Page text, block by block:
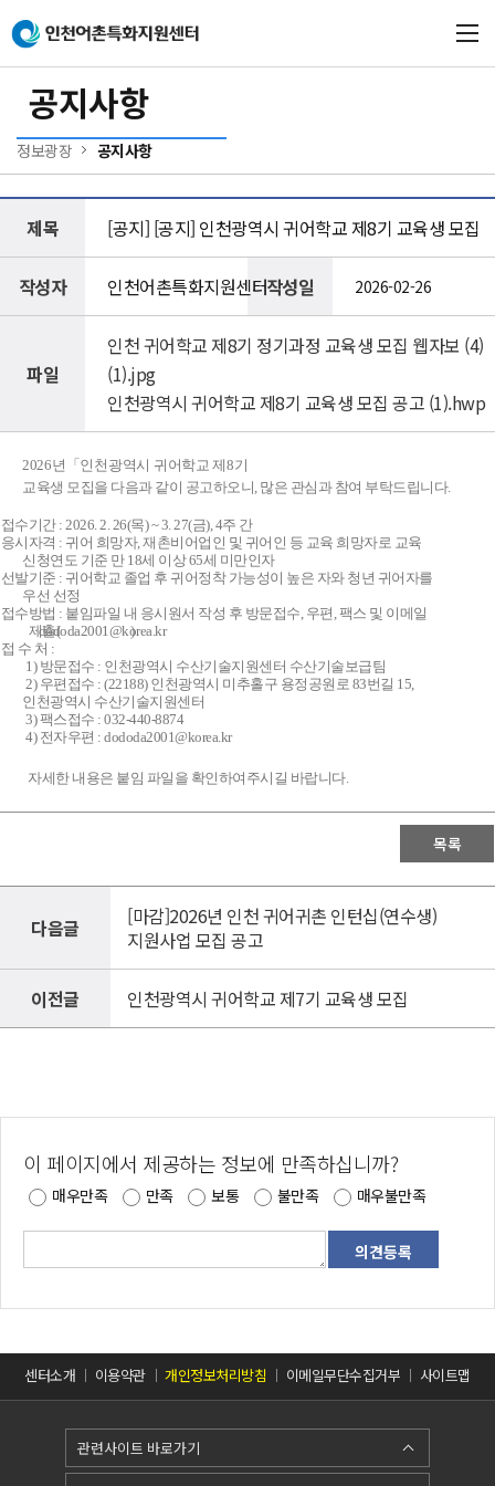
공지사항
정보광장 공지사항
제목 [공지] [공지] 인천광역시 귀어학교 제8기 교육생 모집
작성자 인천어촌특화지원센터작성일 2026-02-26
파일
인천 귀어학교 제8기 정기과정 교육생 모집 웹자보 (4)
(1).jpg
인천광역시 귀어학교 제8기 교육생 모집 공고 (1).hwp
2026년「인천광역시 귀어학교 제8기
교육생 모집을 다음과 같이 공고하오니, 많은 관심과 참여 부탁드립니다.
수기간 : 2026. 2. 26(목) ~ 3. 27(금), 4주 간
시자격 : 귀어 희망자, 재촌비어업인 및 귀어인 등 교육 희망자로 교육
신청연도 기준 만 18세 이상 65세 미만인자​ ​​
발기준 : 귀어학교 졸업 후 귀어정착 가능성이 높은 자와 청년 귀어자를
우선 선정
수방법 : 붙임파일 내 응시원서 작성 후 방문접수, 우편, 팩스 및 이메일
출(
dododa2001@korea.kr
​
)
수 처 :
방문접수 : 인천광역시 수산기술지원센터 수산기술보급팀
우편접수 : (22188) 인천광역시 미추홀구 용정공원로 83번길 15,
인천광역시 수산기술지원센터
팩스접수 : 032-440-8874
전자우편 : dododa2001@korea.kr
자세한 내용은 붙임 파일을 확인하여주시길 바랍니다.
목록
다음글
[마감]2026년 인천 귀어귀촌 인턴십(연수생)
지원사업 모집 공고
이전글 인천광역시 귀어학교 제7기 교육생 모집
이 페이지에서 제공하는 정보에 만족하십니까?
매우만족 만족 보통 불만족 매우불만족
센터소개 이용약관 개인정보처리방침 이메일무단수집거부 사이트맵
관련사이트 바로가기